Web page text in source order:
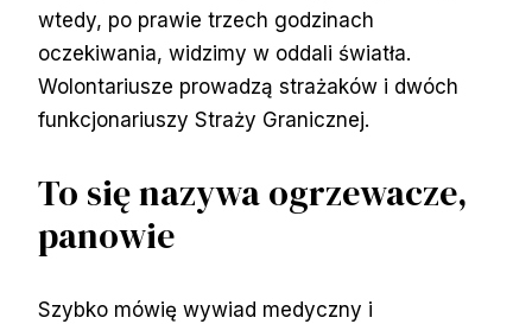
wtedy, po prawie trzech godzinach
oczekiwania, widzimy w oddali światła.
Wolontariusze prowadzą strażaków i dwóch
funkcjonariuszy Straży Granicznej.
To się nazywa ogrzewacze,
panowie
Szybko mówię wywiad medyczny i